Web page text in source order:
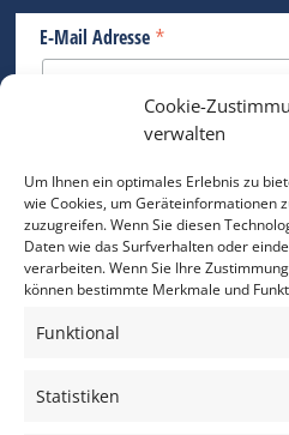
Cookie-
verwalten
Um Ihnen ein optimales Erlebnis zu
wie Cookies, um Geräteinformationen
zuzugreifen. Wenn Sie diesen
Daten wie das Surfverhalten oder
verarbeiten. Wenn Sie Ihre
können bestimmte Merkmale und
Funktional
Statistiken
E-Mail Adresse *
Bitte geben Sie Ihre E-Mail Adresse ein.